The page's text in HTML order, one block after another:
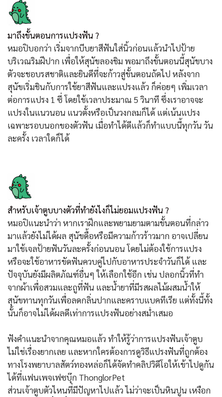
มาถึงขั้นตอนการแปรงฟัน ?
หมอปิบอกว่า เริ่มจากบีบยาสีฟันใส่นิ้วก่อนแล้วนำไปป้าย
บริเวณริมฝีปาก เพื่อให้สุนัขลองชิม พอมาถึงขั้นตอนนี้สุนัขบาง
ตัวจะชอบรสชาติและยินดีที่จะก้าวสู่ขั้นตอนถัดไป หลังจาก
สุนัขเริ่มชินกับการใช้ยาสีฟันและแปรงแล้ว ก็ค่อยๆ เพิ่มเวลา
ต่อการแปรง 1 ซี่ โดยใช้เวลาประมาณ 5 วินาที ซึ่งเราอาจจะ
แปรงในแนวนอน แนวตั้งหรือเป็นวงกลมก็ได้ แต่เน้นแปรง
เฉพาะรอบนอกของตัวฟัน เมื่อทำได้ดีแล้วก็ทำแบบนี้ทุกวัน วัน
ละครั้ง เวลาใดก็ได้
สำหรับเจ้าตูบบางตัวที่ทำยังไงก็ไม่ยอมแปรงฟัน ?
หมอปิแนะนำว่า หากเราฝึกและพยามยามตามขั้นตอนที่กล่าว
มาแล้วยังไม่ได้ผล สุนัขดื้อหรือมีความก้าวร้าวมาก อาจเปลี่ยน
มาใช้เจลป้ายฟันวันละครั้งก่อนนอน โดยไม่ต้องใช้การแปรง
หรือจะใช้อาหารขัดฟันควบคู่ไปกับอาหารประจำวันก็ได้ และ
ปัจจุบันยังมีผลิตภัณฑ์อื่นๆ ให้เลือกใช้อีก เช่น ปลอกนิ้วที่ทำ
จากผ้าเพื่อสวมและถูที่ฟัน และน้ำยาที่มีรสผลไม้ผสมน้ำให้
สุนัขทานทุกวันเพื่อลดกลิ่นปากและคราบแบคทีเรีย แต่ทั้งนี้ทั้ง
นั้นก็อาจไม่ได้ผลดีเท่าการแปรงฟันอย่างสม่ำเสมอ
ฟังคำแนะนำจากคุณหมอแล้ว ทำให้รู้ว่าการแปรงฟันเจ้าตูบ
ไม่ใช่เรื่องยากเลย และหากใครต้องการดูวิธีแปรงฟันที่ถูกต้อง
ทางโรงพยาบาลสัตว์ทองหล่อก็ได้จัดทำคลิปวิดีโอให้เข้าไปดูกัน
ได้ที่แฟนเพจเฟซบุ๊ก ThonglorPet
ส่วนเจ้าตูบตัวไหนที่มีปัญหาไปแล้ว ไม่ว่าจะเป็นหินปูน เหงือก